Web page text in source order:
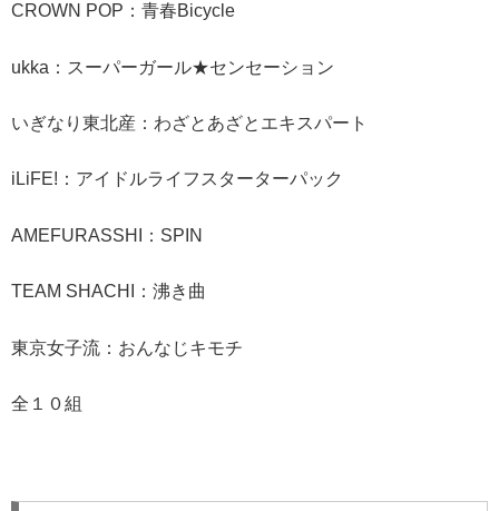
CROWN POP：青春Bicycle
ukka：スーパーガール★センセーション
いぎなり東北産：わざとあざとエキスパート
iLiFE!：アイドルライフスターターパック
AMEFURASSHI：SPIN
TEAM SHACHI：沸き曲
東京女子流：おんなじキモチ
全１０組